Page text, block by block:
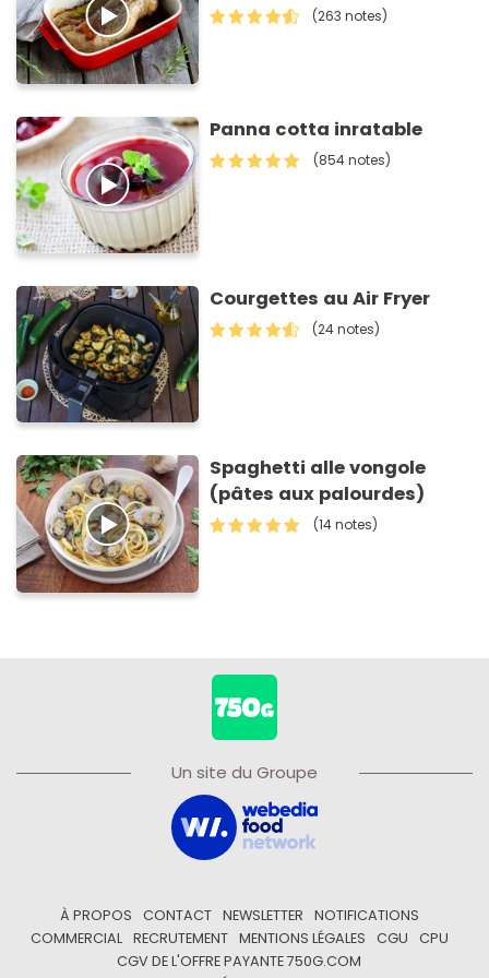
(263 notes)
Panna cotta inratable
(854 notes)
Courgettes au Air Fryer
(24 notes)
Spaghetti alle vongole
(pâtes aux palourdes)
(14 notes)
Un site du Groupe
À PROPOS CONTACT NEWSLETTER
NOTIFICATIONS
COMMERCIAL
RECRUTEMENT MENTIONS LÉGALES CGU
CPU
CGV DE L'OFFRE PAYANTE 750G.COM